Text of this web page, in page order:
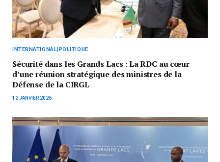
INTERNATIONAL|POLITIQUE
Sécurité dans les Grands Lacs : La RDC au cœur
d’une réunion stratégique des ministres de la
Défense de la CIRGL
12 JANVIER 2026